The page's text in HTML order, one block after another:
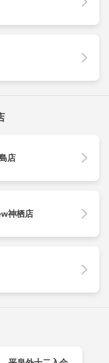
店
神栖店